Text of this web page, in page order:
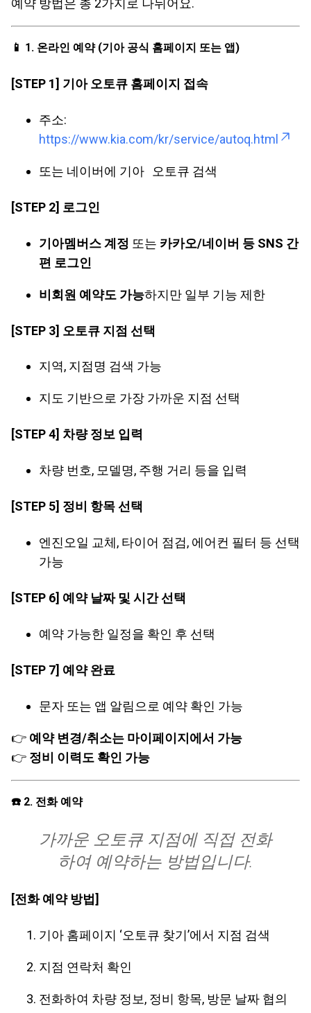
예약 방법은 총 2가지로 나뉘어요.
📱 1. 온라인 예약 (기아 공식 홈페이지 또는 앱)
[STEP 1] 기아 오토큐 홈페이지 접속
주소:
https://www.kia.com/kr/service/autoq.html
또는 네이버에 기아 오토큐 검색
[STEP 2] 로그인
기아멤버스 계정 또는 카카오/네이버 등 SNS 간
편 로그인
비회원 예약도 가능하지만 일부 기능 제한
[STEP 3] 오토큐 지점 선택
지역, 지점명 검색 가능
지도 기반으로 가장 가까운 지점 선택
[STEP 4] 차량 정보 입력
차량 번호, 모델명, 주행 거리 등을 입력
[STEP 5] 정비 항목 선택
엔진오일 교체, 타이어 점검, 에어컨 필터 등 선택
가능
[STEP 6] 예약 날짜 및 시간 선택
예약 가능한 일정을 확인 후 선택
[STEP 7] 예약 완료
문자 또는 앱 알림으로 예약 확인 가능
👉 예약 변경/취소는 마이페이지에서 가능
👉 정비 이력도 확인 가능
☎️ 2. 전화 예약
가까운 오토큐 지점에 직접 전화
하여 예약하는 방법입니다.
[전화 예약 방법]
기아 홈페이지 ‘오토큐 찾기’에서 지점 검색
지점 연락처 확인
전화하여 차량 정보, 정비 항목, 방문 날짜 협의